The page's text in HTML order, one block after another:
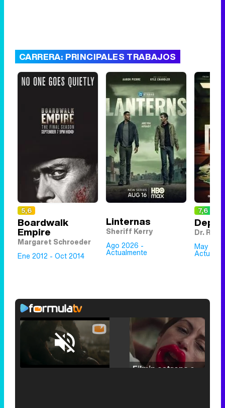
CARRERA: PRINCIPALES TRABAJOS
5,6
Boardwalk
Empire
Margaret Schroeder
Ene 2012 - Oct 2014
Linternas
Sheriff Kerry
Ago 2026 -
Actualmente
7,6
Dept.
Dr.
May
Unmute /
Loaded:
25.30%